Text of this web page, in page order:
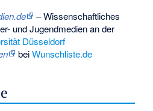
– Wissenschaftliches
und Jugendmedien an der
Düsseldorf
beiWunschliste.de